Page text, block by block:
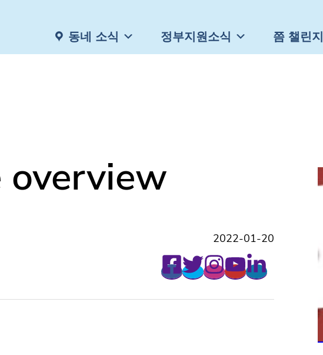
동네 소식 정부지원소식 쯤 챌린지
overview
2022-01-20